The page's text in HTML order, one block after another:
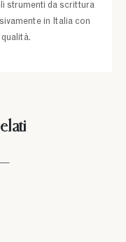
strumenti da scrittura
in Italia con